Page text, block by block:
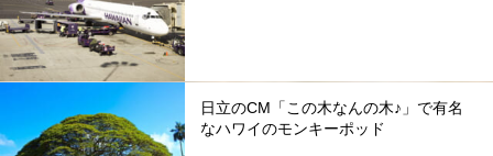
日立のCM「この木なんの木♪」で有名
なハワイのモンキーポッド